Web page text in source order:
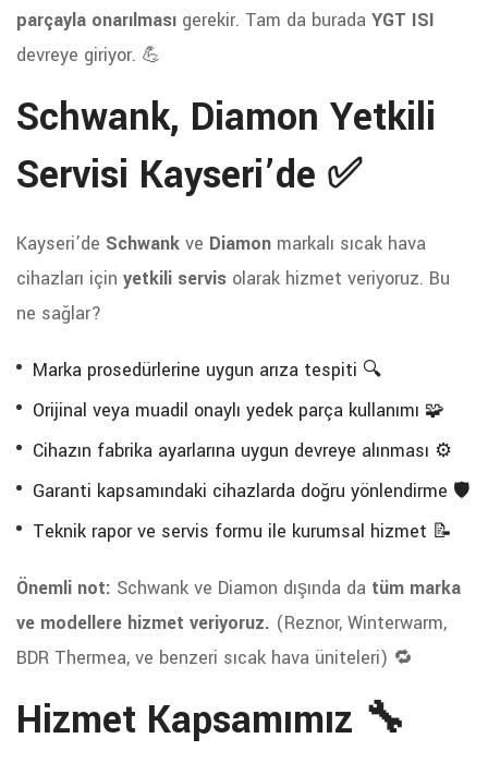
parçayla onarılması gerekir. Tam da burada YGT ISI
devreye giriyor. 💪
Schwank, Diamon Yetkili
Servisi Kayseri’de ✅
Kayseri’de Schwank ve Diamon markalı sıcak hava
cihazları için yetkili servis olarak hizmet veriyoruz. Bu
ne sağlar?
Marka prosedürlerine uygun arıza tespiti 🔍
Orijinal veya muadil onaylı yedek parça kullanımı 🧩
Cihazın fabrika ayarlarına uygun devreye alınması ⚙️
Garanti kapsamındaki cihazlarda doğru yönlendirme 🛡️
Teknik rapor ve servis formu ile kurumsal hizmet 📝
Önemli not: Schwank ve Diamon dışında da tüm marka
ve modellere hizmet veriyoruz. (Reznor, Winterwarm,
BDR Thermea, ve benzeri sıcak hava üniteleri) 🔁
Hizmet Kapsamımız 🔧